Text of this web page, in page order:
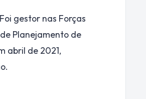
gestor nas Forças
Planejamento de
abril de 2021,